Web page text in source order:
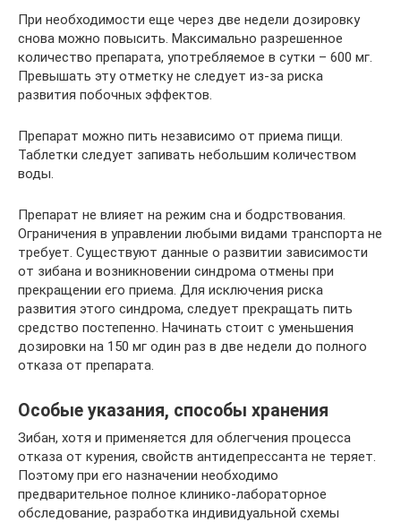
При необходимости еще через две недели дозировку
снова можно повысить. Максимально разрешенное
количество препарата, употребляемое в сутки – 600 мг.
Превышать эту отметку не следует из-за риска
развития побочных эффектов.
Препарат можно пить независимо от приема пищи.
Таблетки следует запивать небольшим количеством
воды.
Препарат не влияет на режим сна и бодрствования.
Ограничения в управлении любыми видами транспорта не
требует. Существуют данные о развитии зависимости
от зибана и возникновении синдрома отмены при
прекращении его приема. Для исключения риска
развития этого синдрома, следует прекращать пить
средство постепенно. Начинать стоит с уменьшения
дозировки на 150 мг один раз в две недели до полного
отказа от препарата.
Особые указания, способы хранения
Зибан, хотя и применяется для облегчения процесса
отказа от курения, свойств антидепрессанта не теряет.
Поэтому при его назначении необходимо
предварительное полное клинико-лабораторное
обследование, разработка индивидуальной схемы